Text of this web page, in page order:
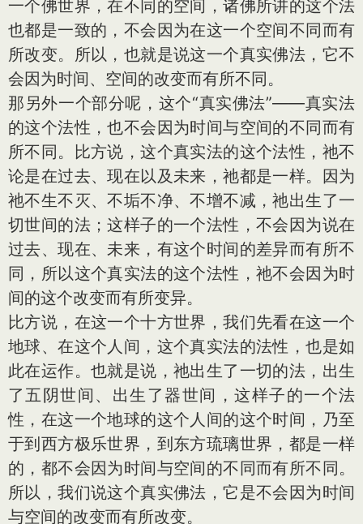
一个佛世界，在不同的空间，诸佛所讲的这个法
也都是一致的，不会因为在这一个空间不同而有
所改变。所以，也就是说这一个真实佛法，它不
会因为时间、空间的改变而有所不同。
那另外一个部分呢，这个“真实佛法”——真实法
的这个法性，也不会因为时间与空间的不同而有
所不同。比方说，这个真实法的这个法性，祂不
论是在过去、现在以及未来，祂都是一样。因为
祂不生不灭、不垢不净、不增不减，祂出生了一
切世间的法；这样子的一个法性，不会因为说在
过去、现在、未来，有这个时间的差异而有所不
同，所以这个真实法的这个法性，祂不会因为时
间的这个改变而有所变异。
比方说，在这一个十方世界，我们先看在这一个
地球、在这个人间，这个真实法的法性，也是如
此在运作。也就是说，祂出生了一切的法，出生
了五阴世间、出生了器世间，这样子的一个法
性，在这一个地球的这个人间的这个时间，乃至
于到西方极乐世界，到东方琉璃世界，都是一样
的，都不会因为时间与空间的不同而有所不同。
所以，我们说这个真实佛法，它是不会因为时间
与空间的改变而有所改变。